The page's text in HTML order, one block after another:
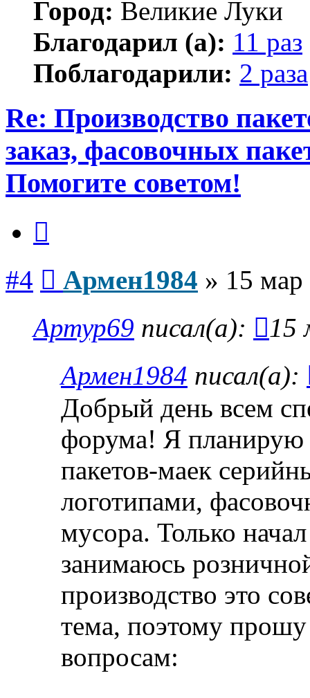
Город: Великие Луки
Благодарил (а): 11 раз
Поблагодарили: 2 раза
Re: Производство
заказ, фасовочных
Помогите советом!
#4 Армен1984 » 15
Артур69 писал(а):
15
Армен1984 писал(а):
Добрый день всем
форума! Я планирую
пакетов-маек
логотипами,
мусора. Только
занимаюсь
производство это
тема, поэтому
вопросам: